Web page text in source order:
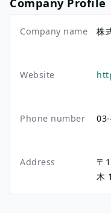
Company name 株
Website
Phone number
Address 〒
木